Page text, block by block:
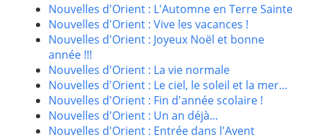
Nouvelles d'Orient : L'Automne en Terre Sainte
Nouvelles d'Orient : Vive les vacances !
Nouvelles d'Orient : Joyeux Noël et bonne
année !!!
Nouvelles d'Orient : La vie normale
Nouvelles d'Orient : Le ciel, le soleil et la mer...
Nouvelles d'Orient : Fin d'année scolaire !
Nouvelles d'Orient : Un an déjà...
Nouvelles d'Orient : Entrée dans l'Avent